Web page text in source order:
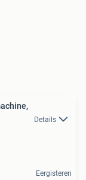
Details
Eergisteren